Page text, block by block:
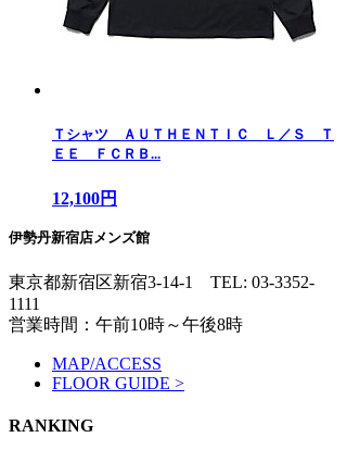
Ｔシャツ ＡＵＴＨＥＮＴＩＣ Ｌ／Ｓ Ｔ
ＥＥ ＦＣＲＢ...
12,100円
伊勢丹新宿店メンズ館
東京都新宿区新宿3-14-1 TEL: 03-3352-
1111
営業時間：午前10時～午後8時
MAP/ACCESS
FLOOR GUIDE >
RANKING